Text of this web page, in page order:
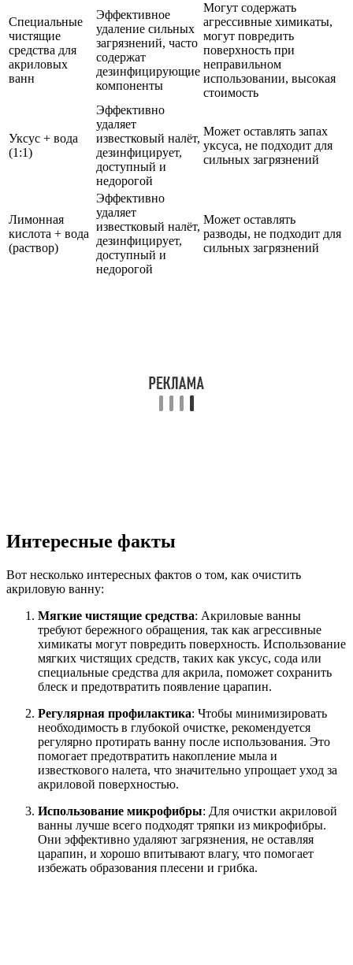
Специальные
чистящие
средства для
акриловых
ванн
Эффективное
удаление сильных
загрязнений, часто
содержат
дезинфицирующие
компоненты
Могут содержать
агрессивные химикаты,
могут повредить
поверхность при
неправильном
использовании, высокая
стоимость
Уксус + вода
(1:1)
Эффективно
удаляет
известковый налёт,
дезинфицирует,
доступный и
недорогой
Может оставлять запах
уксуса, не подходит для
сильных загрязнений
Лимонная
кислота + вода
(раствор)
Эффективно
удаляет
известковый налёт,
дезинфицирует,
доступный и
недорогой
Может оставлять
разводы, не подходит для
сильных загрязнений
Интересные факты
Вот несколько интересных фактов о том, как очистить
акриловую ванну:
Мягкие чистящие средства: Акриловые ванны
требуют бережного обращения, так как агрессивные
химикаты могут повредить поверхность. Использование
мягких чистящих средств, таких как уксус, сода или
специальные средства для акрила, поможет сохранить
блеск и предотвратить появление царапин.
Регулярная профилактика: Чтобы минимизировать
необходимость в глубокой очистке, рекомендуется
регулярно протирать ванну после использования. Это
помогает предотвратить накопление мыла и
известкового налета, что значительно упрощает уход за
акриловой поверхностью.
Использование микрофибры: Для очистки акриловой
ванны лучше всего подходят тряпки из микрофибры.
Они эффективно удаляют загрязнения, не оставляя
царапин, и хорошо впитывают влагу, что помогает
избежать образования плесени и грибка.